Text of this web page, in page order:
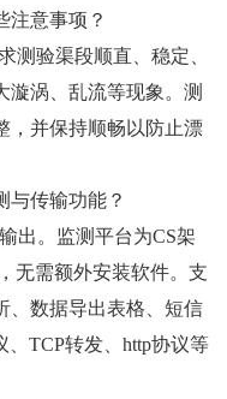
注意事项？
测验渠段顺直、稳定、
漩涡、乱流等现象。测
，并保持顺畅以防止漂
与传输功能？
出。监测平台为CS架
无需额外安装软件。支
、数据导出表格、短信
、TCP转发、http协议等